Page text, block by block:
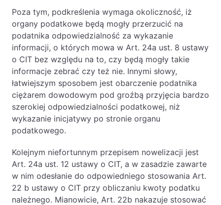
Poza tym, podkreślenia wymaga okoliczność, iż
organy podatkowe będą mogły przerzucić na
podatnika odpowiedzialność za wykazanie
informacji, o których mowa w Art. 24a ust. 8 ustawy
o CIT bez względu na to, czy będą mogły takie
informacje zebrać czy też nie. Innymi słowy,
łatwiejszym sposobem jest obarczenie podatnika
ciężarem dowodowym pod groźbą przyjęcia bardzo
szerokiej odpowiedzialności podatkowej, niż
wykazanie inicjatywy po stronie organu
podatkowego.
Kolejnym niefortunnym przepisem nowelizacji jest
Art. 24a ust. 12 ustawy o CIT, a w zasadzie zawarte
w nim odesłanie do odpowiedniego stosowania Art.
22 b ustawy o CIT przy obliczaniu kwoty podatku
należnego. Mianowicie, Art. 22b nakazuje stosować